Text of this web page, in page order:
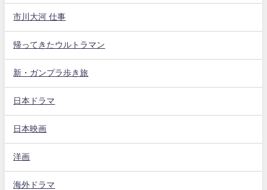
市川大河 仕事
帰ってきたウルトラマン
新・ガンプラ歩き旅
日本ドラマ
日本映画
洋画
海外ドラマ